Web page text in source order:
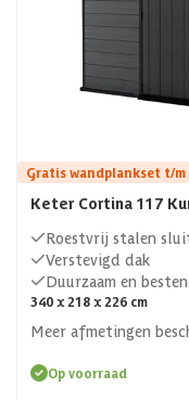
Gratis wandplankset t/m
Keter Cortina 117
Roestvrij stalen
Verstevigd dak
Duurzaam en
340 x 218 x 226 cm
Meer afmetingen
Op voorraad